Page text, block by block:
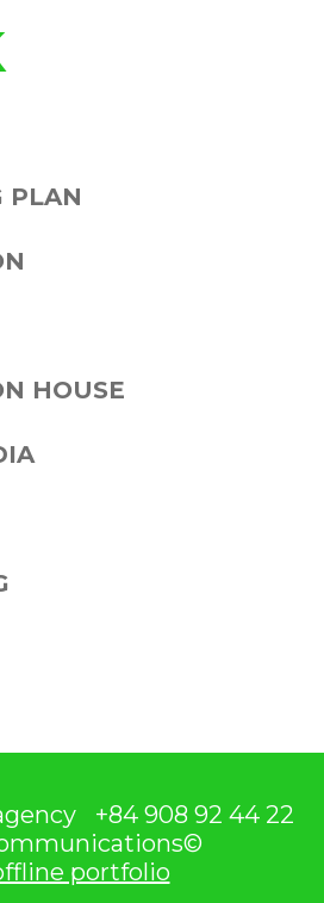
PLAN
HOUSE
+84 908 92 44 22
portfolio